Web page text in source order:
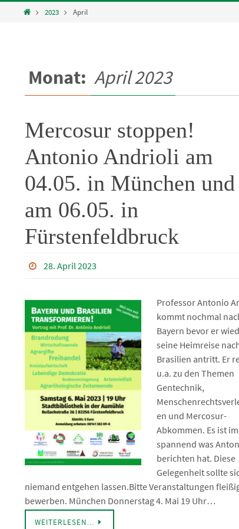
Home2023 April
Monat: April 2023
Mercosur stoppen!
Antonio Andrioli am
04.05. in München und
am 06.05. in
Fürstenfeldbruck
28. April 2023
Professor Antonio
kommt nochmal
Bayern bevor er
seine Heimreise
Brasilien antritt. Er
u.a. zu den Themen
Gentechnik,
en und Mercosur-
Abkommen. Es ist
spannend was
berichten hat. Diese
Gelegenheit sollte
niemand entgehen lassen.Bitte Veranstaltungen
bewerben. München Donnerstag 4. Mai 19 Uhr…
WEITERLESEN…